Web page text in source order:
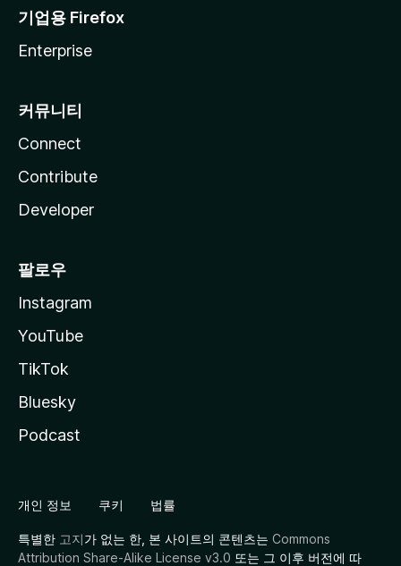
기업용 Firefox
Enterprise
커뮤니티
Connect
Contribute
Developer
팔로우
Instagram
YouTube
TikTok
Bluesky
Podcast
개인 정보 쿠키 법률
특별한 고지가 없는 한, 본 사이트의 콘텐츠는 Commons
Attribution Share-Alike License v3.0 또는 그 이후 버전에 따